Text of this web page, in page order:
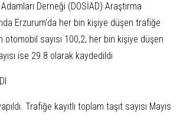
Derneği (DOSİAD) Araştırma
Erzurum’da her bin kişiye düşen trafiğe
otomobil sayısı 100,2, her bin kişiye düşen
ise 29.8 olarak kaydedildi
Trafiğe kayıtlı toplam taşıt sayısı Mayıs